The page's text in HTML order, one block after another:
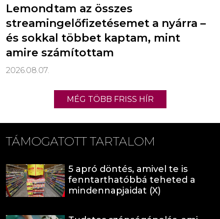
Lemondtam az összes
streamingelőfizetésemet a nyárra –
és sokkal többet kaptam, mint
amire számítottam
2026.08.07.
MÉG TÖBB FRISS HÍR
TÁMOGATOTT TARTALOM
5 apró döntés, amivel te is
fenntarthatóbbá teheted a
mindennapjaidat (X)